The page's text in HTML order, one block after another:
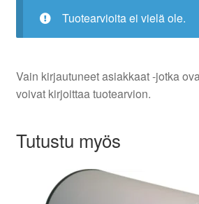
Tuotearvioita ei vielä ole.
Vain kirjautuneet asiakkaat -jotka
voivat kirjoittaa tuotearvion.
Tutustu myös